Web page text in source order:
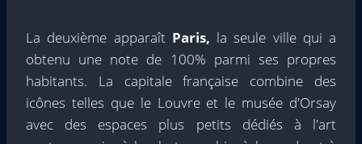
La deuxième apparaîtParis, la seule ville qui a
obtenu une note de 100% parmi ses propres
habitants. La capitale française combine des
icônes telles que le Louvre et le musée d'Orsay
avec des espaces plus petits dédiés à l'art